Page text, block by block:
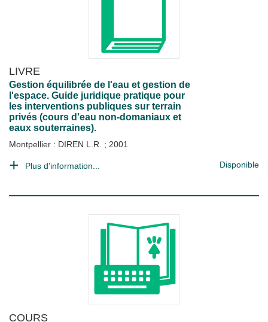
LIVRE
Gestion équilibrée de l'eau et gestion de
l'espace. Guide juridique pratique pour
les interventions publiques sur terrain
privés (cours d'eau non-domaniaux et
eaux souterraines).
Montpellier : DIREN L.R. ; 2001
Plus d'information... Disponible
COURS